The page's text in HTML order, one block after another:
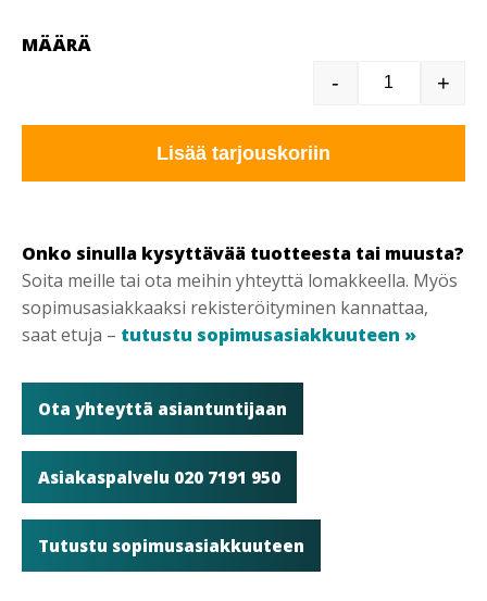
MÄÄRÄ
- +
Lisää tarjouskoriin
Onko sinulla kysyttävää tuotteesta tai muusta?
Soita meille tai ota meihin yhteyttä lomakkeella. Myös
sopimusasiakkaaksi rekisteröityminen kannattaa,
saat etuja – tutustu sopimusasiakkuuteen »
Ota yhteyttä asiantuntijaan
Asiakaspalvelu 020 7191 950
Tutustu sopimusasiakkuuteen